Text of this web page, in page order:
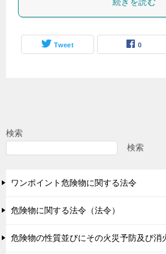
Tweet 0
検索
検索
ワンポイント危険物に関する法令
危険物に関する法令（法令）
危険物の性質並びにその火災予防及び消